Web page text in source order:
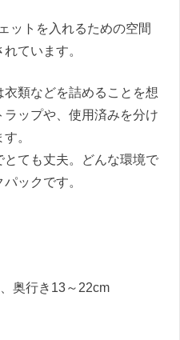
ットを入れるための空間
ています。
衣類などを詰めることを想
ップや、使用済みを分け
。
ても丈夫。どんな環境で
ックです。
奥行き13～22cm